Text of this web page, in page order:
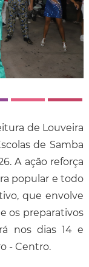
de Louveira
de Samba
A ação reforça
popular e todo
que envolve
os preparativos
nos dias 14 e
- Centro.